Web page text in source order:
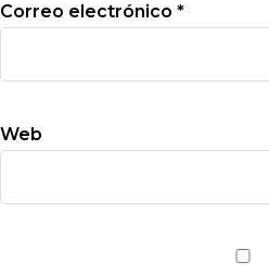
Correo electrónico *
Web